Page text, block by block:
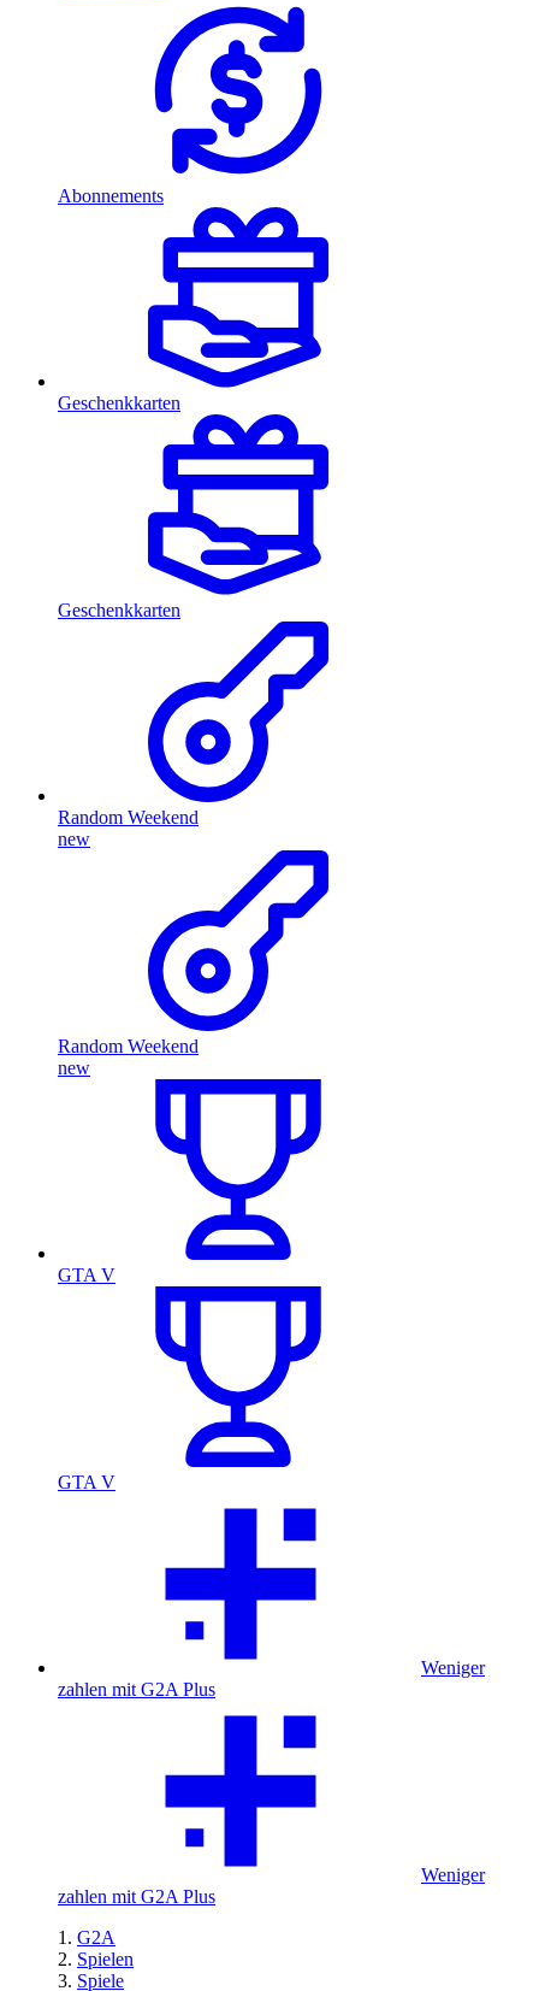
Abonnements
Geschenkkarten
Geschenkkarten
Random Weekend
new
Random Weekend
new
GTA V
GTA V
Weniger
zahlen mit G2A Plus
Weniger
zahlen mit G2A Plus
G2A
Spielen
Spiele